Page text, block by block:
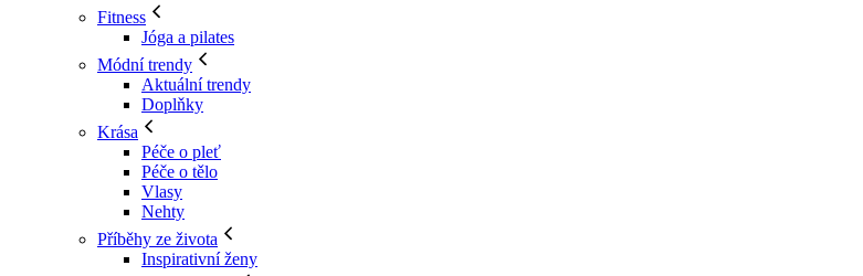
Fitness
Jóga a pilates
Módní trendy
Aktuální trendy
Doplňky
Krása
Péče o pleť
Péče o tělo
Vlasy
Nehty
Příběhy ze života
Inspirativní ženy